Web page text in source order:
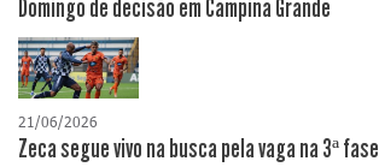
Domingo de decisão em Campina Grande
21/06/2026
Zeca segue vivo na busca pela vaga na 3ª fase